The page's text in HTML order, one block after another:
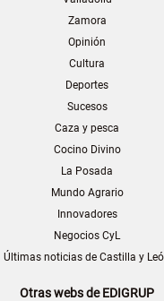
Zamora
Opinión
Cultura
Deportes
Sucesos
Caza y pesca
Cocino Divino
La Posada
Mundo Agrario
Innovadores
Negocios CyL
Últimas noticias de Castilla y
Otras webs de EDIGRUP